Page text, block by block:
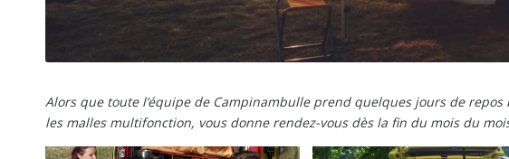
Alors que toute l’équipe de Campinambulle prend quelques jours de
les malles multifonction, vous donne rendez-vous dès la fin du mois du